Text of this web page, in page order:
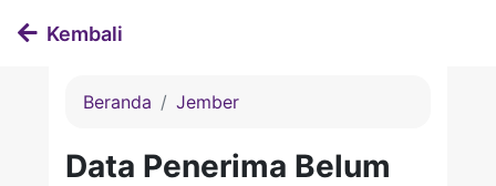
Kembali
Beranda Jember
Data Penerima Belum